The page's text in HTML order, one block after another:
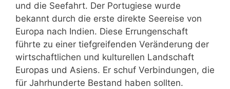
und die Seefahrt. Der Portugiese wurde
bekannt durch die erste direkte Seereise von
Europa nach Indien. Diese Errungenschaft
führte zu einer tiefgreifenden Veränderung der
wirtschaftlichen und kulturellen Landschaft
Europas und Asiens. Er schuf Verbindungen, die
für Jahrhunderte Bestand haben sollten.